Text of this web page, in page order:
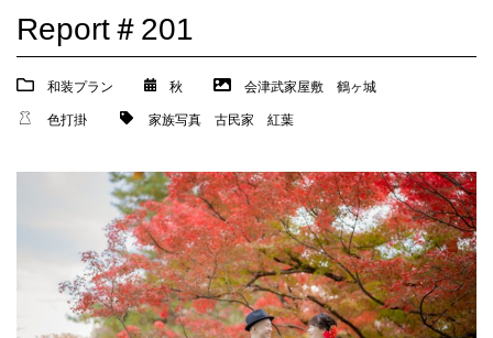
Report＃201
和装プラン 秋 会津武家屋敷 鶴ヶ城
色打掛 家族写真 古民家 紅葉